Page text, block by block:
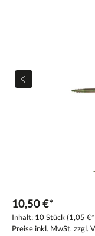
10,50 €*
Inhalt: 10 Stück (1,05
Preise inkl. MwSt. zzgl.